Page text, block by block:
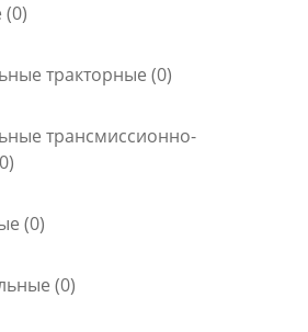
(0)
тракторные (0)
трансмиссионно-
0)
(0)
(0)